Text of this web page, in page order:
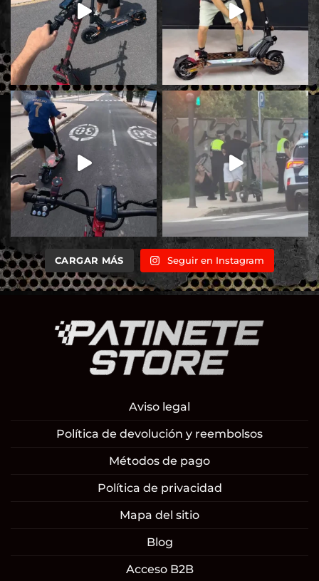
CARGAR MÁS Seguir en Instagram
Aviso legal
Política de devolución y reembolsos
Métodos de pago
Política de privacidad
Mapa del sitio
Blog
Acceso B2B